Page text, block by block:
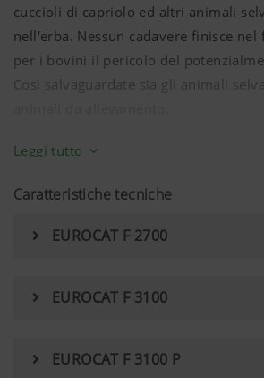
cuccioli di capriolo ed altri animali
nell'erba. Nessun cadavere finisce nel
per i bovini il pericolo del
Così salvaguardate sia gli animali
Davanti alla barra falciante è montata
indipendente dall'illuminazione diurna
per la ripresa termica, funziona in
Con SENSOSAFE svolgete due
tempo o personale per scansionare i
Leggi tutto
Caratteristiche tecniche
EUROCAT F 2700
EUROCAT F 3100
EUROCAT F 3100 P